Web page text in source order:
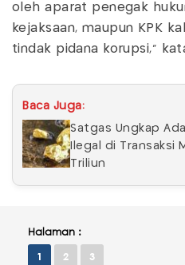
oleh aparat penegak
kejaksaan, maupun KPK
tindak pidana korupsi,"
Baca Juga:
Satgas Ungkap
Ilegal di Transaksi
Triliun
Halaman :
1 2 3